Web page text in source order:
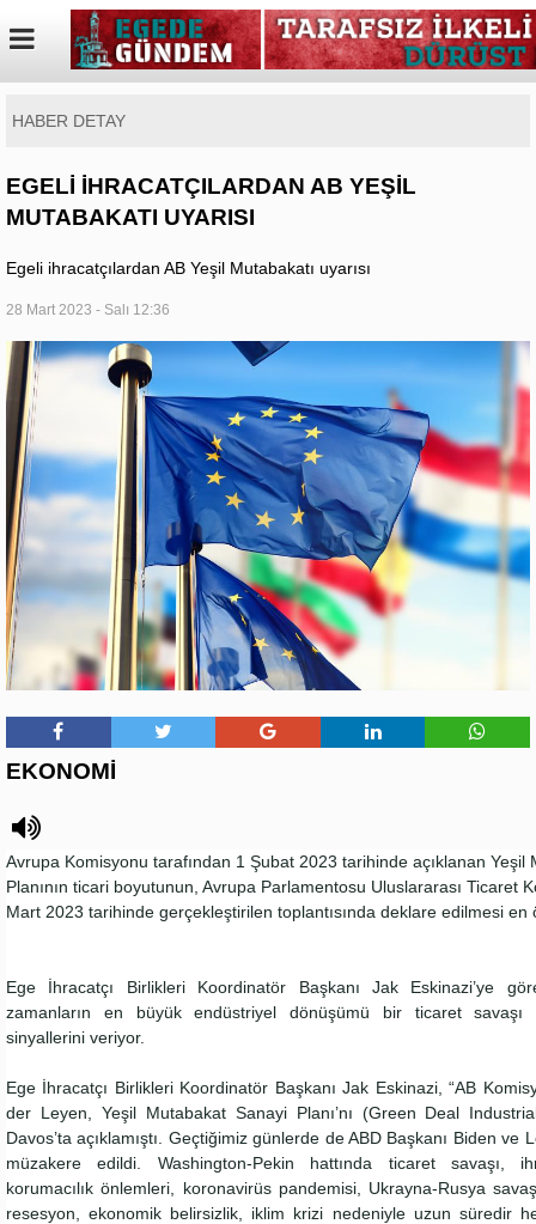
HABER DETAY
EGELİ İHRACATÇILARDAN AB YEŞİL
MUTABAKATI UYARISI
Egeli ihracatçılardan AB Yeşil Mutabakatı uyarısı
28 Mart 2023 - Salı 12:36
EKONOMİ
Avrupa Komisyonu tarafından 1 Şubat 2023 tarihinde açıklanan Yeşil
Planının ticari boyutunun, Avrupa Parlamentosu Uluslararası Ticaret
Mart 2023 tarihinde gerçekleştirilen toplantısında deklare edilmesi
Ege İhracatçı Birlikleri Koordinatör Başkanı Jak Eskinazi’ye
zamanların en büyük endüstriyel dönüşümü bir ticaret savaşı
sinyallerini veriyor.
Ege İhracatçı Birlikleri Koordinatör Başkanı Jak Eskinazi, “AB
der Leyen, Yeşil Mutabakat Sanayi Planı’nı (Green Deal
Davos’ta açıklamıştı. Geçtiğimiz günlerde de ABD Başkanı Biden ve
müzakere edildi. Washington-Pekin hattında ticaret savaşı,
korumacılık önlemleri, koronavirüs pandemisi, Ukrayna-Rusya
resesyon, ekonomik belirsizlik, iklim krizi nedeniyle uzun süredir